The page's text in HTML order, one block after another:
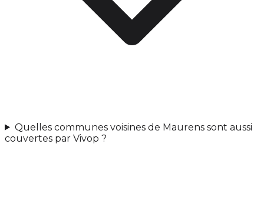
Quelles communes voisines de Maurens sont aussi
couvertes par Vivop ?